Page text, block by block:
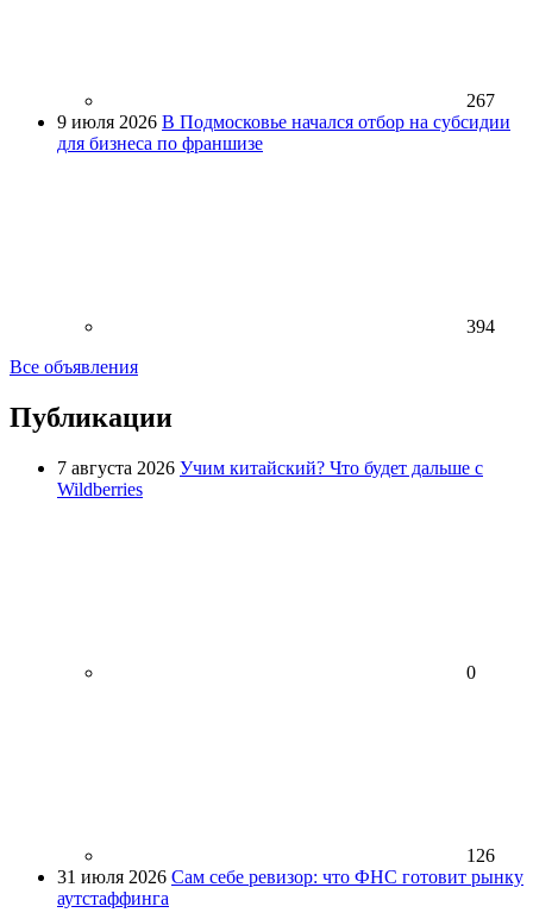
267
9 июля 2026 В Подмосковье начался отбор на субсидии
для бизнеса по франшизе
394
Все объявления
Публикации
7 августа 2026 Учим китайский? Что будет дальше с
Wildberries
0
126
31 июля 2026 Сам себе ревизор: что ФНС готовит рынку
аутстаффинга